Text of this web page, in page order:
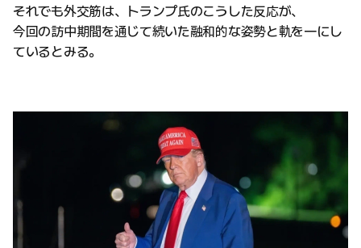
それでも外交筋は、トランプ氏のこうした反応が、
今回の訪中期間を通じて続いた融和的な姿勢と軌を一にし
ているとみる。